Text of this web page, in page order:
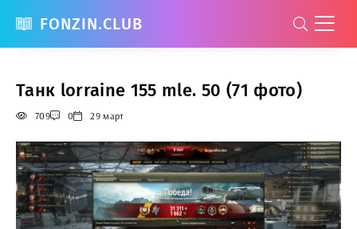
FONZIN.CLUB
Танк lorraine 155 mle. 50 (71 фото)
709 0 29 март